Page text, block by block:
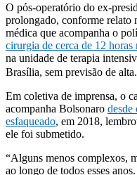
O pós-operatório do ex-
prolongado, conforme relato
médica que acompanha o
cirurgia de cerca de 12
na unidade de terapia
Brasília, sem previsão de alta.
Em coletiva de imprensa, o
acompanha Bolsonaro desde
esfaqueado, em 2018,
ele foi submetido.
“Alguns menos complexos,
ao longo de todos esses